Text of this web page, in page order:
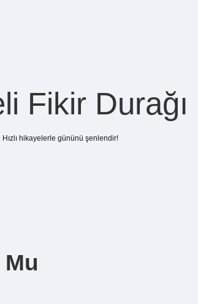
Fikir Durağı
Hızlı hikayelerle gününü şenlendir!